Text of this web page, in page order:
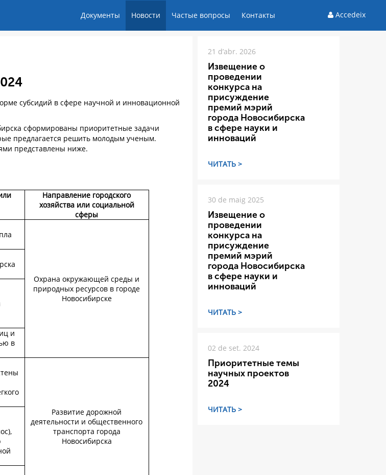
Документы Новости Частые вопросы Контакты Accedeix
субсидий в сфере научной и инновационной
сформированы приоритетные задачи
предлагается решить молодым ученым.
представлены ниже.
Направление городского
хозяйства или социальной
сферы
Охрана окружающей среды и
природных ресурсов в городе
Новосибирске
и
в
Развитие дорожной
деятельности и общественного
транспорта города
Новосибирска
21 d’abr. 2026
Извещение о
проведении
конкурса на
присуждение
премий мэрий
города Новосибирска
в сфере науки и
инноваций
ЧИТАТЬ >
30 de maig 2025
Извещение о
проведении
конкурса на
присуждение
премий мэрий
города Новосибирска
в сфере науки и
инноваций
ЧИТАТЬ >
02 de set. 2024
Приоритетные темы
научных проектов
2024
ЧИТАТЬ >